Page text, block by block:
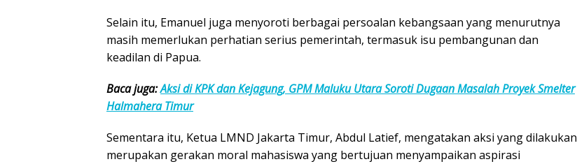
Selain itu, Emanuel juga menyoroti berbagai persoalan kebangsaan yang menurutnya
masih memerlukan perhatian serius pemerintah, termasuk isu pembangunan dan
keadilan di Papua.
Baca juga:Aksi di KPK dan Kejagung, GPM Maluku Utara Soroti Dugaan Masalah Proyek Smelter
Halmahera Timur
Sementara itu, Ketua LMND Jakarta Timur, Abdul Latief, mengatakan aksi yang dilakukan
merupakan gerakan moral mahasiswa yang bertujuan menyampaikan aspirasi